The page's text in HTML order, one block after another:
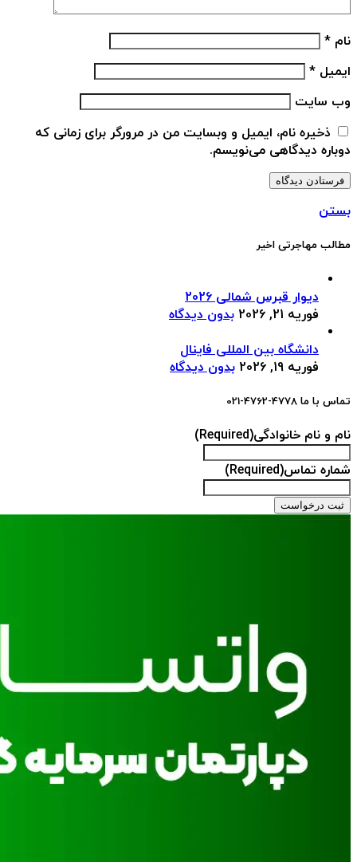
نام *
ایمیل *
وب‌ سایت
ذخیره نام، ایمیل و وبسایت من در مرورگر برای زمانی که
دوباره دیدگاهی می‌نویسم.
بستن
مطالب مهاجرتی اخیر
دیوار قبرس شمالی 2026
فوریه 21, 2026
بدون دیدگاه
دانشگاه بین المللی فاینال
فوریه 19, 2026
بدون دیدگاه
تماس با ما 4778-4762-021
نام و نام خانوادگی(Required)
شماره تماس(Required)